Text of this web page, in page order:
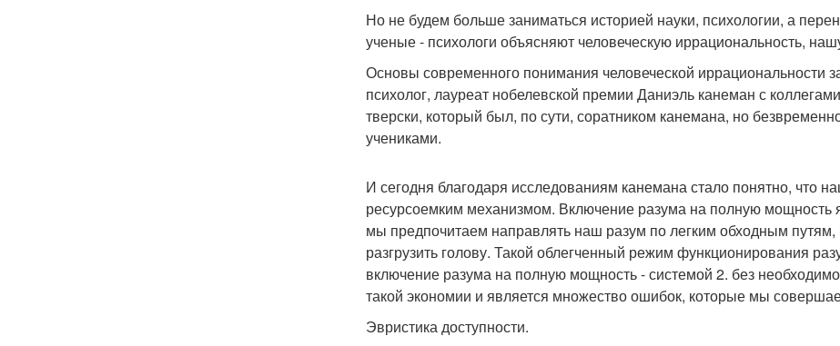
Но не будем больше заниматься историей науки, психологии, а
ученые - психологи объясняют человеческую иррациональность,
Основы современного понимания человеческой иррациональности
психолог, лауреат нобелевской премии Даниэль канеман с
тверски, который был, по сути, соратником канемана, но
учениками.
И сегодня благодаря исследованиям канемана стало понятно, что
ресурсоемким механизмом. Включение разума на полную мощность
мы предпочитаем направлять наш разум по легким обходным
разгрузить голову. Такой облегченный режим функционирования
включение разума на полную мощность - системой 2. без
такой экономии и является множество ошибок, которые мы
Эвристика доступности.